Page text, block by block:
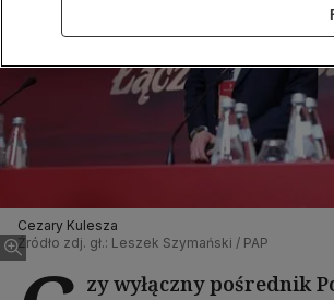
Cezary Kulesza
Źródło zdj. gł.: Leszek Szymański / PAP
zy wyłączny pośrednik